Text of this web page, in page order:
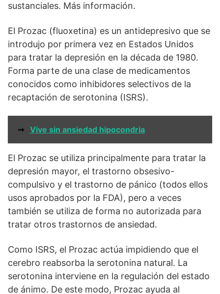
sustanciales. Más información.
El Prozac (fluoxetina) es un antidepresivo que se
introdujo por primera vez en Estados Unidos
para tratar la depresión en la década de 1980.
Forma parte de una clase de medicamentos
conocidos como inhibidores selectivos de la
recaptación de serotonina (ISRS).
➞ Vive sin ansiedad hipocondria
El Prozac se utiliza principalmente para tratar la
depresión mayor, el trastorno obsesivo-
compulsivo y el trastorno de pánico (todos ellos
usos aprobados por la FDA), pero a veces
también se utiliza de forma no autorizada para
tratar otros trastornos de ansiedad.
Como ISRS, el Prozac actúa impidiendo que el
cerebro reabsorba la serotonina natural. La
serotonina interviene en la regulación del estado
de ánimo. De este modo, Prozac ayuda al